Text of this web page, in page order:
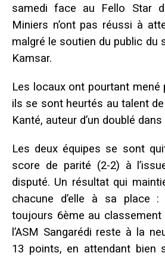
samedi face au Fello Star
Miniers n’ont pas réussi à
malgré le soutien du public du
Kamsar.
Les locaux ont pourtant mené
ils se sont heurtés au talent
Kanté, auteur d’un doublé
Les deux équipes se sont
score de parité (2-2) à
disputé. Un résultat qui
chacune d’elle à sa place
toujours 6ème au
l’ASM Sangarédi reste à la
13 points, en attendant bien